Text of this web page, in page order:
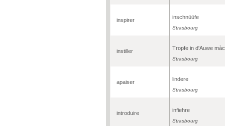
inspirer inschnüüfe
Strasbourg
instiller Tropfe in d'Auwe
Strasbourg
apaiser lindere
Strasbourg
introduire infiehre
Strasbourg